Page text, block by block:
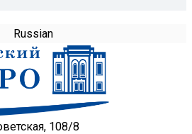
Russian
108/8